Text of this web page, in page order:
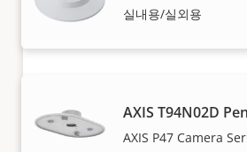
실내용/실외용
AXIS T94N02D
AXIS P47 Camera
Axis 제품 구매를 원하시